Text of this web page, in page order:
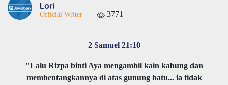
Lori
Official Writer 3771
2 Samuel 21:10
"Lalu Rizpa binti Aya mengambil kain kabung dan
membentangkannya di atas gunung batu... ia tidak